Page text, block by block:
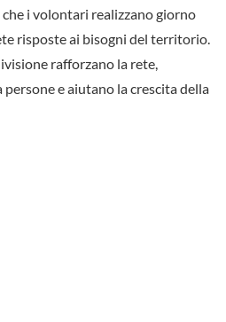
i volontari realizzano giorno
risposte ai bisogni del territorio.
rafforzano la rete,
e aiutano la crescita della